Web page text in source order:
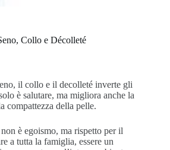
Collo e Décolleté
il collo e il decolleté inverte gli
è salutare, ma migliora anche la
compattezza della pelle.
è egoismo, ma rispetto per il
a tutta la famiglia, essere un